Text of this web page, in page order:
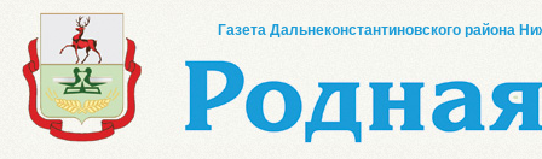
Газета Дальнеконстантиновского района